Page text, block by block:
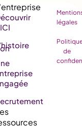
légales
de